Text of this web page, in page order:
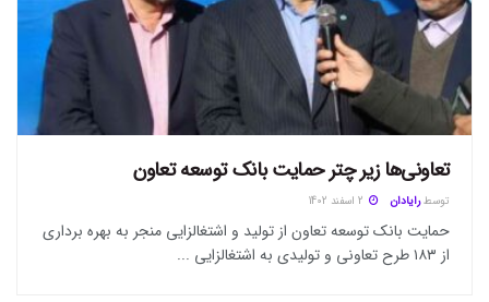
تعاونی‌ها زیر چتر حمایت بانک توسعه تعاون
توسط رایادان
حمایت بانک توسعه تعاون از تولید و اشتغالزایی منجر به بهره برداری
از ۱۸۳ طرح تعاونی و تولیدی به اشتغالزایی ...